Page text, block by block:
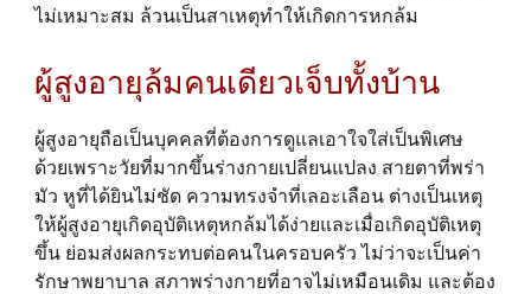
ไม่เหมาะสม ล้วนเป็นสาเหตุทำให้เกิดการหกล้ม
ผู้สูงอายุล้มคนเดียวเจ็บทั้งบ้าน
ผู้สูงอายุถือเป็นบุคคลที่ต้องการดูแลเอาใจใส่เป็นพิเศษ
ด้วยเพราะวัยที่มากขึ้นร่างกายเปลี่ยนแปลง สายตาที่พร่า
มัว หูที่ได้ยินไม่ชัด ความทรงจำที่เลอะเลือน ต่างเป็นเหตุ
ให้ผู้สูงอายุเกิดอุบัติเหตุหกล้มได้ง่ายและเมื่อเกิดอุบัติเหตุ
ขึ้น ย่อมส่งผลกระทบต่อคนในครอบครัว ไม่ว่าจะเป็นค่า
รักษาพยาบาล สภาพร่างกายที่อาจไม่เหมือนเดิม และต้อง